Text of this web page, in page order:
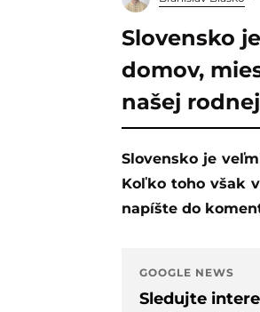
Slovensko
domov,
našej
Slovensko je veľmi pekná a rozmanitá zem. Je to náš domov, miesto kde žijeme.
Koľko toho však
napíšte do
GOOGLE NEWS
Sledujte